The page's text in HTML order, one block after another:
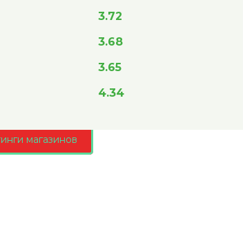
3.72
3.68
3.65
4.34
магазинов